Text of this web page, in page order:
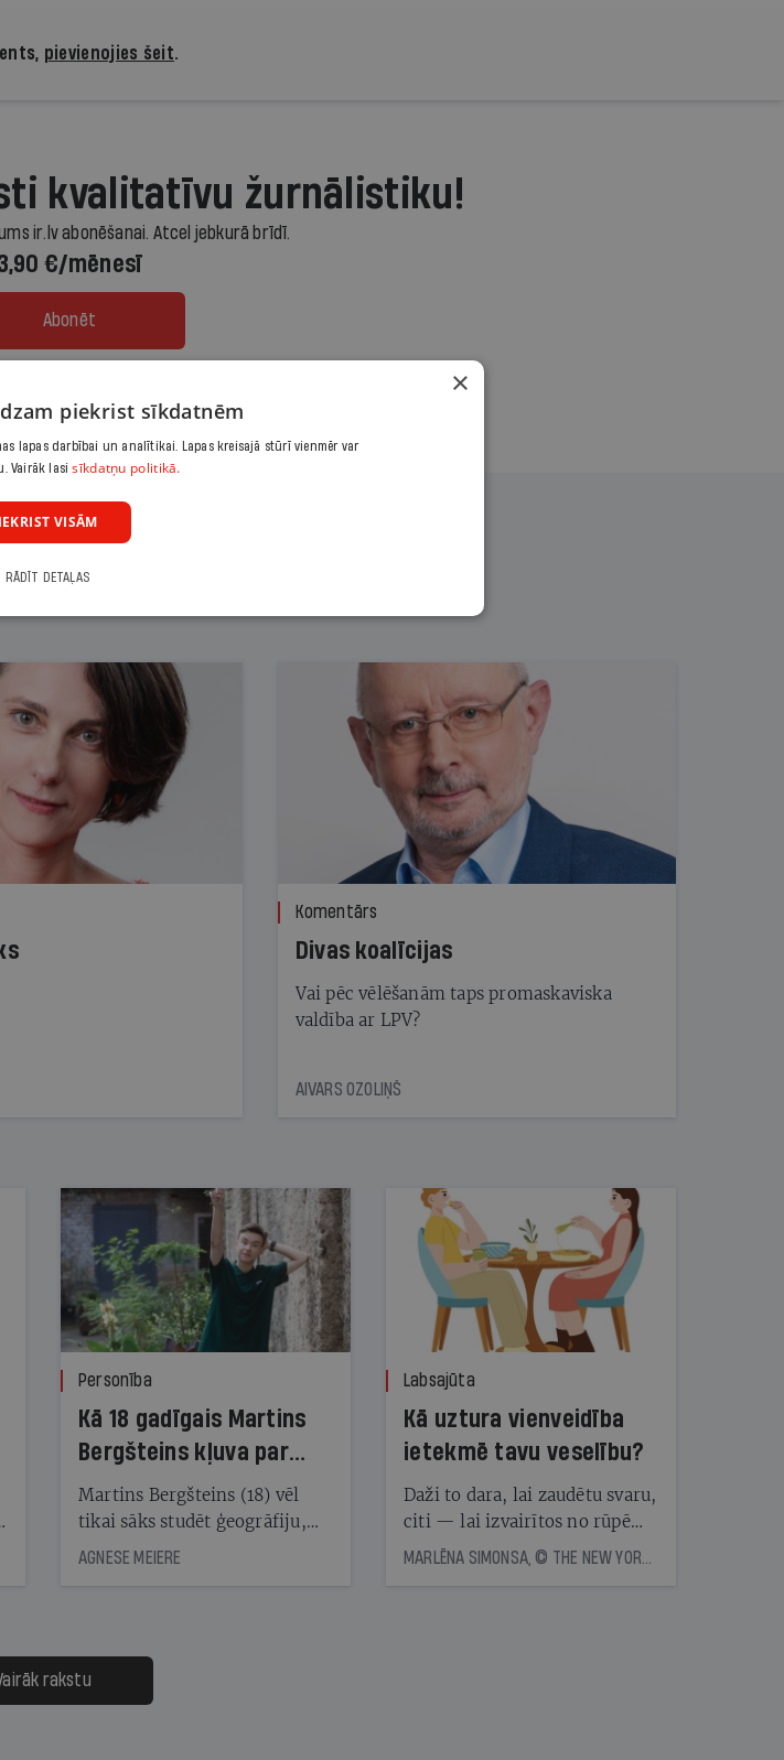
pievienojies šeit.
kvalitatīvu žurnālistiku!
ir.lv abonēšanai. Atcel jebkurā brīdī.
€/mēnesī
Abonēt
Komentārs
Divas koalīcijas
Vai pēc vēlēšanām taps promaskaviska
valdība ar LPV?
AIVARS OZOLIŅŠ
Personība
Kā 18 gadīgais Martins
Bergšteins kļuva par
laika ziņu seju?
Martins Bergšteins (18) vēl
tikai sāks studēt ģeogrāfiju,
bet viņa sacītajam jau uzticas
uzcītīga darba, mammas
atbalsts un drosme turpināt
meteovērojumus arī tad, kad
AGNESE MEIERE
Labsajūta
Kā uztura vienveidība
ietekmē tavu veselību?
Daži to dara, lai zaudētu svaru,
citi — lai izvairītos no rūpēm,
kas saistītas ar ēdienreižu
rakstu
×
piekrist sīkdatnēm
lapas darbībai un analītikai. Lapas kreisajā stūrī vienmēr var
Vairāk lasisīkdatņu politikā.
VISĀM
RĀDĪT DETAĻAS